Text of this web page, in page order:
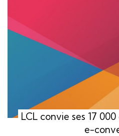
LCL convie ses 17
e-